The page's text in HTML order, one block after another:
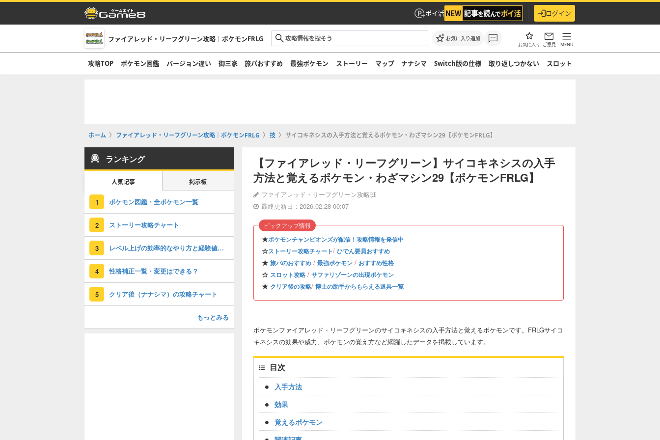
ポイ活 ログイン
ファイアレッド・リーフグリーン攻略｜ポケモンFRLG お気に入り追加
お気に入り ご意見 MENU
攻略TOP ポケモン図鑑 バージョン違い 御三家 旅パおすすめ 最強ポケモン ストーリー マップ ナナシマ Switch版の仕様 取り返しつかない スロット
ホーム ファイアレッド・リーフグリーン攻略｜ポケモンFRLG 技 サイコキネシスの入手方法と覚えるポケモン・わざマシン29【ポケモンFRLG】
【ファイアレッド・リーフグリーン】サイコキネシスの入手
方法と覚えるポケモン・わざマシン29【ポケモンFRLG】
ファイアレッド・リーフグリーン攻略班
最終更新日：2026.02.28 00:07
★ポケモンチャンピオンズが配信！攻略情報を発信中
☆ストーリー攻略チャート/ ひでん要員おすすめ
★ 旅パのおすすめ / 最強ポケモン / おすすめ性格
☆ スロット攻略 / サファリゾーンの出現ポケモン
★ クリア後の攻略/ 博士の助手からもらえる道具一覧
ピックアップ情報
ポケモンファイアレッド・リーフグリーンのサイコキネシスの入手方法と覚えるポケモンです。FRLGサイコ
キネシスの効果や威力、ポケモンの覚え方など網羅したデータを掲載しています。
目次
入手方法
効果
覚えるポケモン
ランキング
人気記事 掲示板
1 ポケモン図鑑・全ポケモン一覧
2 ストーリー攻略チャート
3 レベル上げの効率的なやり方と経験値稼ぎの方法
4 性格補正一覧・変更はできる？
5 クリア後（ナナシマ）の攻略チャート
もっとみる